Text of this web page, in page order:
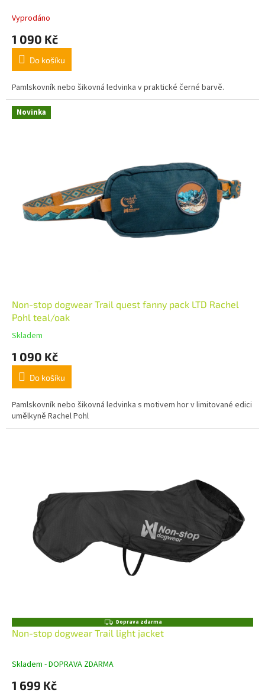
Vyprodáno
1 090 Kč
Do košíku
Pamlskovník nebo šikovná ledvinka v praktické černé barvě.
Novinka
Non-stop dogwear Trail quest fanny pack LTD Rachel
Pohl teal/oak
Skladem
1 090 Kč
Do košíku
Pamlskovník nebo šikovná ledvinka s motivem hor v limitované edici
umělkyně Rachel Pohl
Z
D
A
A
Doprava zdarma
Non-stop dogwear Trail light jacket
Skladem - DOPRAVA ZDARMA
1 699 Kč